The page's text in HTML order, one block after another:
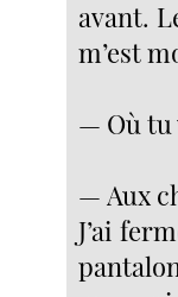
avant.
m’est
— Où tu
— Aux
J’ai